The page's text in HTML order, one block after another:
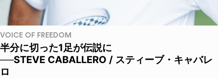
VOICE OF FREEDOM
半分に切った1足が伝説に
──STEVE CABALLERO / スティーブ・キャバレ
ロ